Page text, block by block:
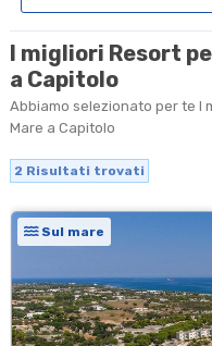
I migliori Resort
a Capitolo
Abbiamo selezionato per te I
Mare a Capitolo
2 Risultati trovati
Sul mare